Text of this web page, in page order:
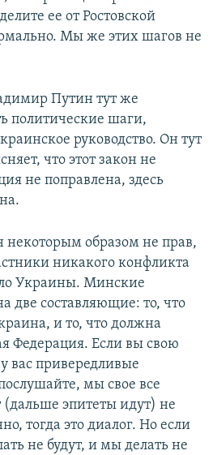
ее от Ростовской
Мы же этих шагов не
Путин тут же
политические шаги,
руководство. Он тут
что этот закон не
не поправлена, здесь
некоторым образом не прав,
никакого конфликта
Украины. Минские
две составляющие: то, что
и то, что должна
Федерация. Если вы свою
вас привередливые
мы свое все
(дальше эпитеты идут) не
тогда это диалог. Но если
не будут, и мы делать не